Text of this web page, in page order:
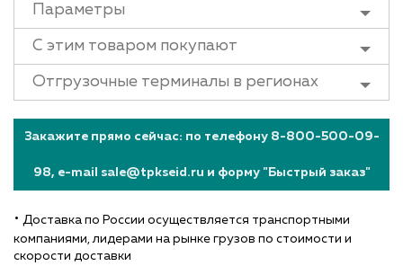
Параметры
С этим товаром покупают
Отгрузочные терминалы в регионах
Закажите прямо сейчас: по телефону 8-800-500-09-
98, e-mail sale@tpkseid.ru и форму "Быстрый заказ"
• Доставка по России осуществляется транспортными
компаниями, лидерами на рынке грузов по стоимости и
скорости доставки